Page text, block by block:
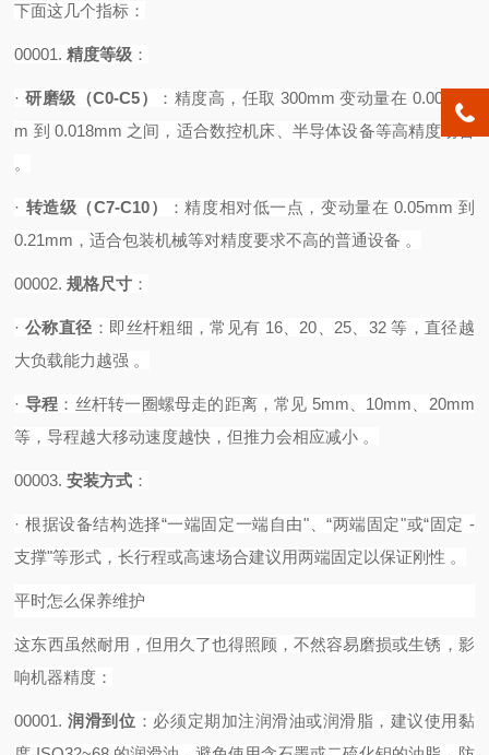
下面这几个指标：
00001.精度等级 ‌：
· 研磨级（C0-C5）
‌：精度高，任取 300mm 变动量在 0.0035m
m 到 0.018mm 之间，适合数控机床、半导体设备等高精度场合
。
· 转造级（C7-C10）
‌：精度相对低一点，变动量在 0.05mm 到
0.21mm，适合包装机械等对精度要求不高的普通设备 。‌
00002.规格尺寸 ‌：
· 公称直径 ‌：即丝杆粗细，常见有 16、20、25、32 等，直径越
大负载能力越强 。
· 导程 ‌：丝杆转一圈螺母走的距离，常见 5mm、10mm、20mm
等，导程越大移动速度越快，但推力会相应减小 。‌‌‌
00003.安装方式 ‌：
· 根据设备结构选择“一端固定一端自由"、“两端固定"或“固定 -
支撑"等形式，长行程或高速场合建议用两端固定以保证刚性 。‌‌‌
平时怎么保养维护
这东西虽然耐用，但用久了也得照顾，不然容易磨损或生锈，影
响机器精度：
00001. 润滑到位 ‌：必须定期加注润滑油或润滑脂，建议使用黏